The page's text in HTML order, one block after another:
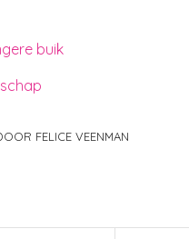
buik
FELICE VEENMAN